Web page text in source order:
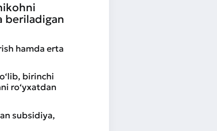
beriladigan
hamda erta
birinchi
ro‘yxatdan
subsidiya,